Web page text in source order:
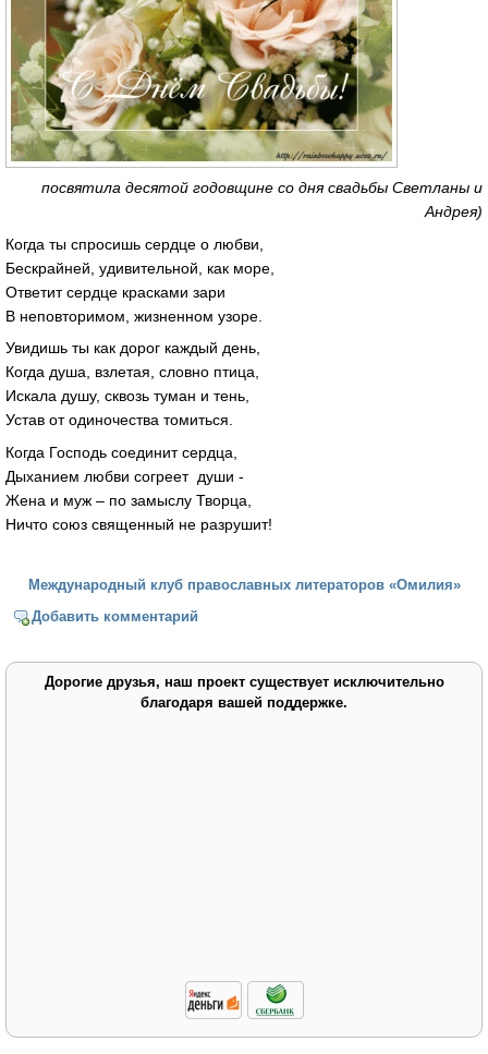
посвятила десятой годовщине со дня свадьбы Светланы и
Андрея)
Когда ты спросишь сердце о любви,
Бескрайней, удивительной, как море,
Ответит сердце красками зари
В неповторимом, жизненном узоре.
Увидишь ты как дорог каждый день,
Когда душа, взлетая, словно птица,
Искала душу, сквозь туман и тень,
Устав от одиночества томиться.
Когда Господь соединит сердца,
Дыханием любви согреет души -
Жена и муж – по замыслу Творца,
Ничто союз священный не разрушит!
Международный клуб православных литераторов «Омилия»
Добавить комментарий
Дорогие друзья, наш проект существует исключительно
благодаря вашей поддержке.